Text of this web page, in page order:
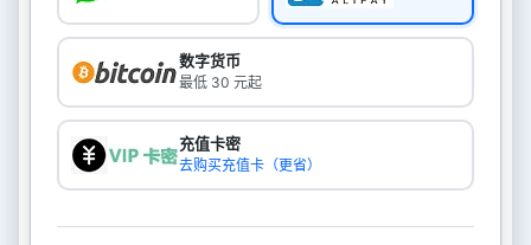
数字货币
最低 30 元起
充值卡密
去购买充值卡（更省）